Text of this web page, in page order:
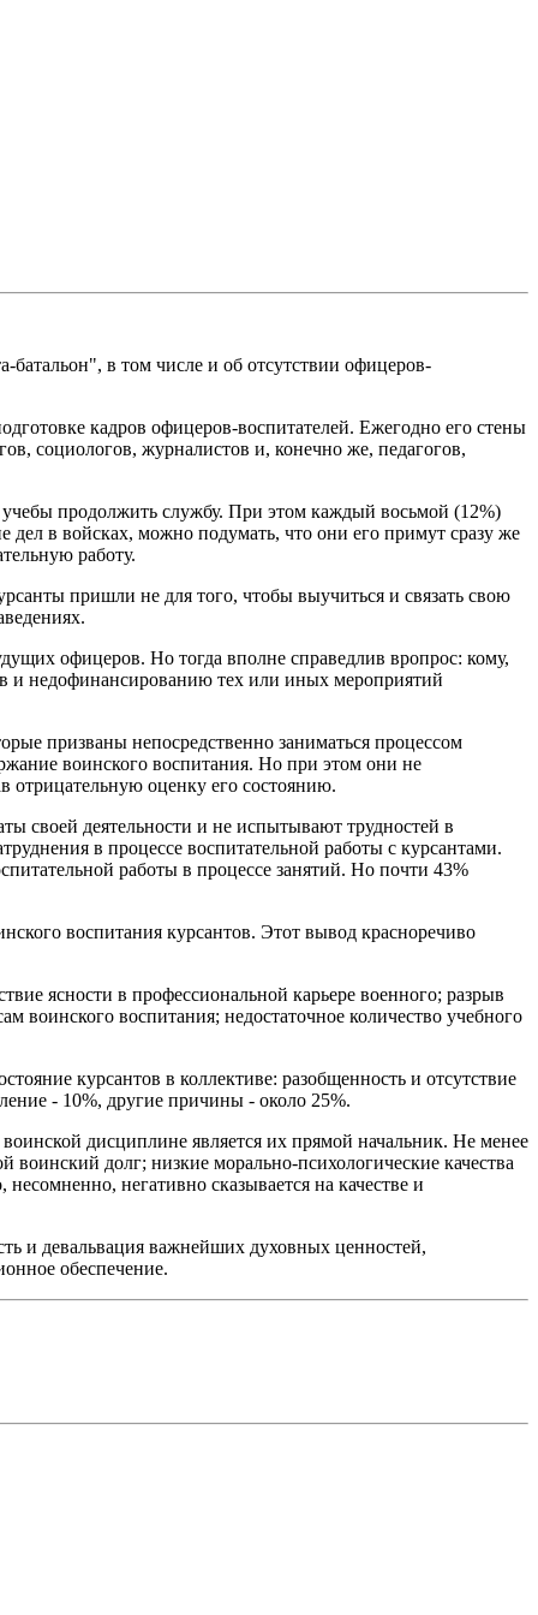
в том числе и об отсутствии офицеров-
кадров офицеров-воспитателей. Ежегодно его стены
социологов, журналистов и, конечно же, педагогов,
учебы продолжить службу. При этом каждый восьмой (12%)
дел в войсках, можно подумать, что они его примут сразу же
работу.
пришли не для того, чтобы выучиться и связать свою
офицеров. Но тогда вполне справедлив вропрос: кому,
и недофинансированию тех или иных мероприятий
призваны непосредственно заниматься процессом
воинского воспитания. Но при этом они не
отрицательную оценку его состоянию.
своей деятельности и не испытывают трудностей в
в процессе воспитательной работы с курсантами.
работы в процессе занятий. Но почти 43%
воспитания курсантов. Этот вывод красноречиво
ясности в профессиональной карьере военного; разрыв
воинского воспитания; недостаточное количество учебного
курсантов в коллективе: разобщенность и отсутствие
- 10%, другие причины - около 25%.
дисциплине является их прямой начальник. Не менее
долг; низкие морально-психологические качества
негативно сказывается на качестве и
и девальвация важнейших духовных ценностей,
обеспечение.